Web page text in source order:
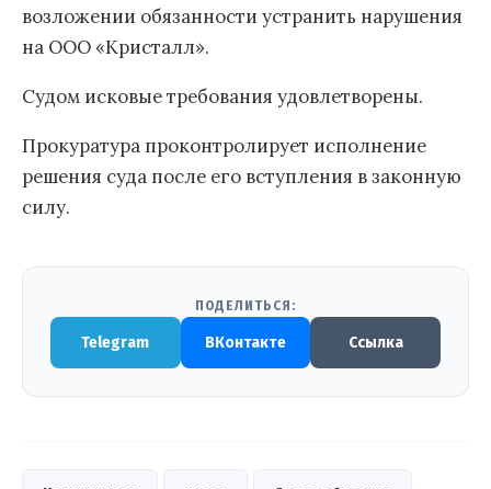
возложении обязанности устранить нарушения
на ООО «Кристалл».
Судом исковые требования удовлетворены.
Прокуратура проконтролирует исполнение
решения суда после его вступления в законную
силу.
ПОДЕЛИТЬСЯ:
Telegram ВКонтакте Ссылка